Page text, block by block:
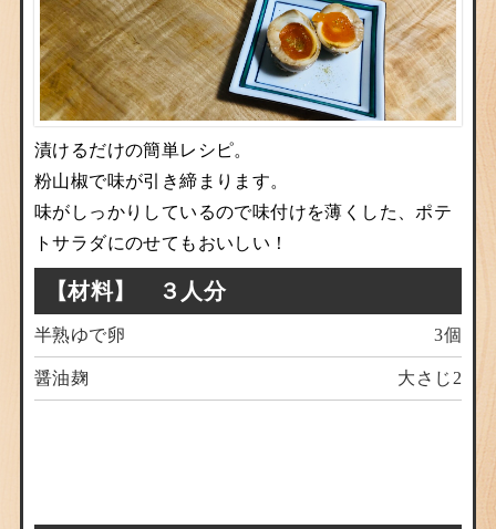
漬けるだけの簡単レシピ。
粉山椒で味が引き締まります。
味がしっかりしているので味付けを薄くした、ポテ
トサラダにのせてもおいしい！
【材料】 ３人分
半熟ゆで卵 3個
醤油麹 大さじ2